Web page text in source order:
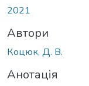
2021
Автори
Коцюк, Д. В.
Анотація